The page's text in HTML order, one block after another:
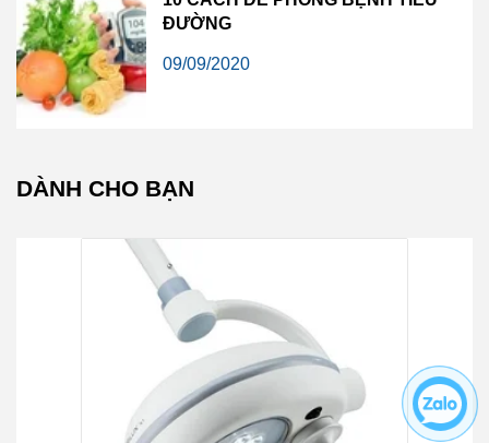
ĐƯỜNG
09/09/2020
DÀNH CHO BẠN